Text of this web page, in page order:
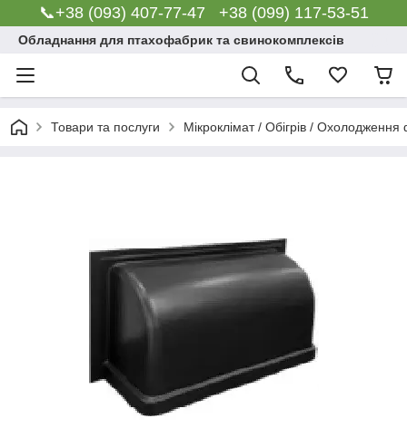
📞+38 (093) 407-77-47 +38 (099) 117-53-51
Обладнання для птахофабрик та свинокомплексів
Товари та послуги Мікроклімат / Обігрів /